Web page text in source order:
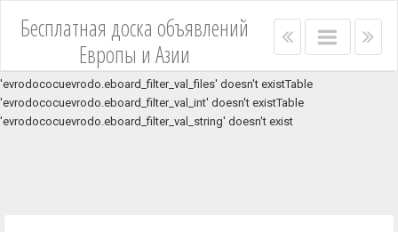
'evrodococuevrodo.eboard_filter_val_price' doesn't existTable
'evrodococuevrodo.eboard_filter_val_price' doesn't existTable
'evrodococuevrodo.eboard_filter_val_set' doesn't existTable
'evrodococuevrodo.eboard_filter_val_files' doesn't existTable
'evrodococuevrodo.eboard_filter_val_int' doesn't existTable
'evrodococuevrodo.eboard_filter_val_string' doesn't exist
Бесплатная доска объявлений
Европы и Азии
Left
bar
Main
menu
Right
menu
bar